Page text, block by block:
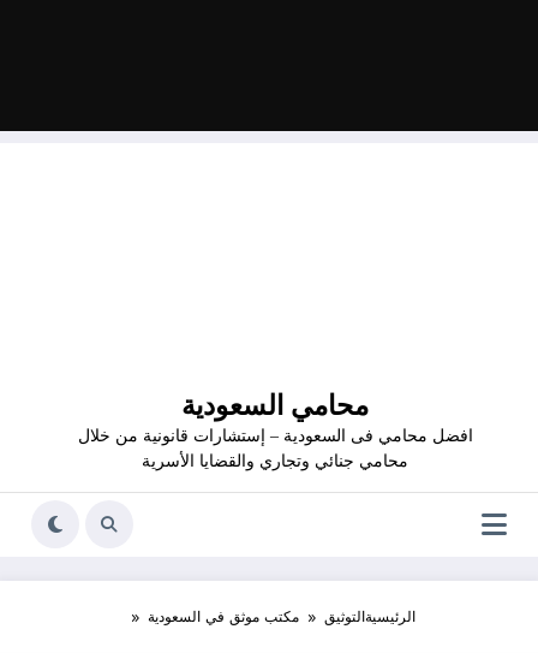
محامي السعودية
افضل محامي فى السعودية – إستشارات قانونية من خلال
محامي جنائي وتجاري والقضايا الأسرية
الرئيسيةالتوثيق مكتب موثق في السعودية